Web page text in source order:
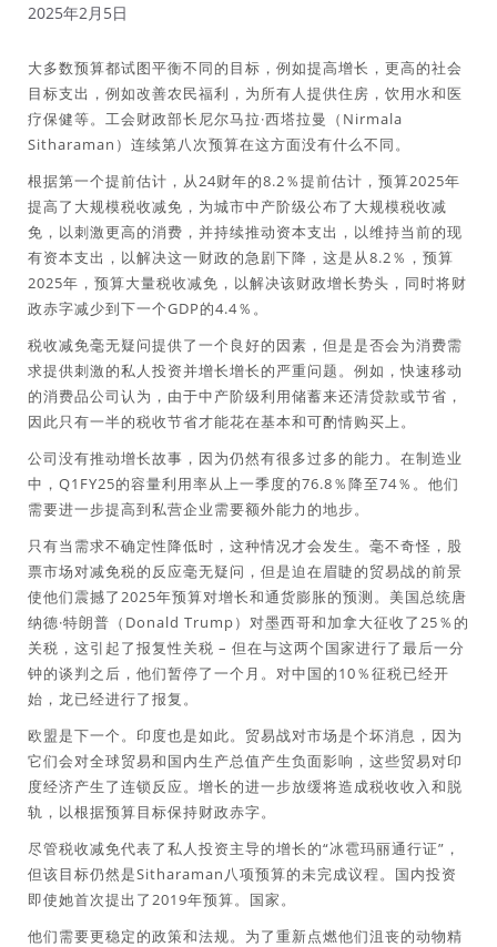
2025年2月5日
大多数预算都试图平衡不同的目标，例如提高增长，更高的社会
目标支出，例如改善农民福利，为所有人提供住房，饮用水和医
疗保健等。工会财政部长尼尔马拉·西塔拉曼（Nirmala
Sitharaman）连续第八次预算在这方面没有什么不同。
根据第一个提前估计，从24财年的8.2％提前估计，预算2025年
提高了大规模税收减免，为城市中产阶级公布了大规模税收减
免，以刺激更高的消费，并持续推动资本支出，以维持当前的现
有资本支出，以解决这一财政的急剧下降，这是从8.2％，预算
2025年，预算大量税收减免，以解决该财政增长势头，同时将财
政赤字减少到下一个GDP的4.4％。
税收减免毫无疑问提供了一个良好的因素，但是是否会为消费需
求提供刺激的私人投资并增长增长的严重问题。例如，快速移动
的消费品公司认为，由于中产阶级利用储蓄来还清贷款或节省，
因此只有一半的税收节省才能花在基本和可酌情购买上。
公司没有推动增长故事，因为仍然有很多过多的能力。在制造业
中，Q1FY25的容量利用率从上一季度的76.8％降至74％。他们
需要进一步提高到私营企业需要额外能力的地步。
只有当需求不确定性降低时，这种情况才会发生。毫不奇怪，股
票市场对减免税的反应毫无疑问，但是迫在眉睫的贸易战的前景
使他们震撼了2025年预算对增长和通货膨胀的预测。美国总统唐
纳德·特朗普（Donald Trump）对墨西哥和加拿大征收了25％的
关税，这引起了报复性关税 – 但在与这两个国家进行了最后一分
钟的谈判之后，他们暂停了一个月。对中国的10％征税已经开
始，龙已经进行了报复。
欧盟是下一个。印度也是如此。贸易战对市场是个坏消息，因为
它们会对全球贸易和国内生产总值产生负面影响，这些贸易对印
度经济产生了连锁反应。增长的进一步放缓将造成税收收入和脱
轨，以根据预算目标保持财政赤字。
尽管税收减免代表了私人投资主导的增长的“冰雹玛丽通行证”，
但该目标仍然是Sitharaman八项预算的未完成议程。国内投资
即使她首次提出了2019年预算。国家。
他们需要更稳定的政策和法规。为了重新点燃他们沮丧的动物精